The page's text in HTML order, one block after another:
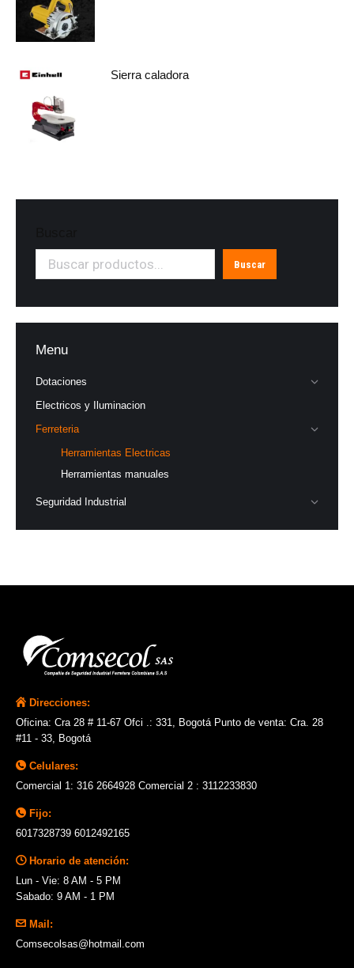
Sierra caladora
Buscar
Menu
Dotaciones
Electricos y Iluminacion
Ferreteria
Herramientas Electricas
Herramientas manuales
Seguridad Industrial
Direcciones:
Oficina: Cra 28 # 11-67 Ofci .: 331, Bogotá Punto de venta: Cra. 28
#11 - 33, Bogotá
Celulares:
Comercial 1: 316 2664928 Comercial 2 : 3112233830
Fijo:
6017328739 6012492165
Horario de atención:
Lun - Vie: 8 AM - 5 PM
Sabado: 9 AM - 1 PM
Mail:
Comsecolsas@hotmail.com